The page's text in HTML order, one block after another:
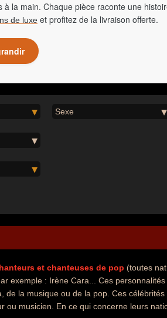
à la main. Chaque pièce raconte une
de luxe et profitez de la livraison offerte.
Sexe
et chanteuses de pop (toutes
exemple : Irène Cara... Ces
de la musique ou de la pop. Ces
ou musicien. En ce qui concerne leurs